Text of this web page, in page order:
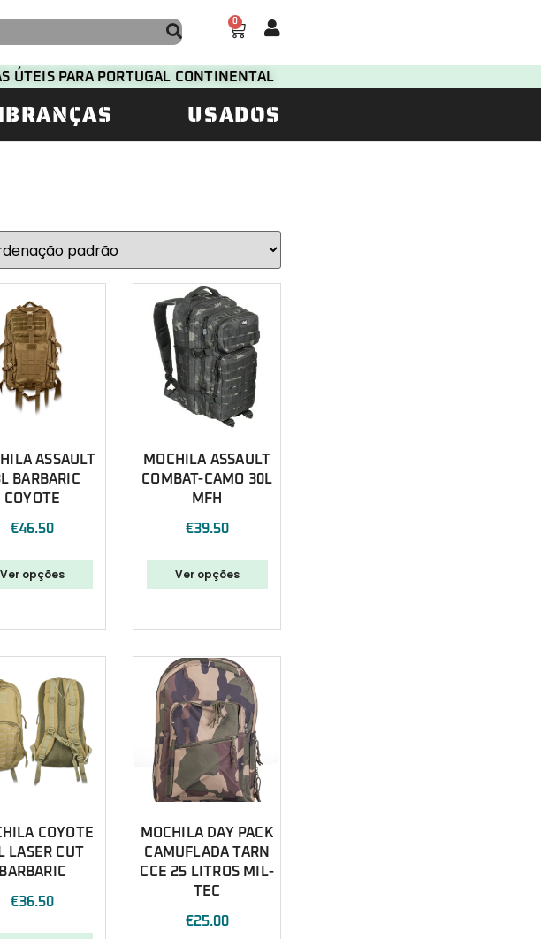
0
ÚTEIS PARA PORTUGAL CONTINENTAL
USADOS
ASSAULT
BARBARIC
COYOTE
€46.50
Ver opções
MOCHILA ASSAULT
COMBAT-CAMO 30L
MFH
€39.50
Ver opções
COYOTE
LASER CUT
BARBARIC
€36.50
MOCHILA DAY PACK
CAMUFLADA TARN
CCE 25 LITROS MIL-
TEC
€25.00